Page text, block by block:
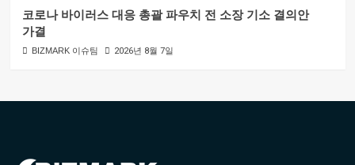
코로나 바이러스 대응 총괄 파우치 전 소장 기소 결의안
가결
BIZMARK 이슈팀 2026년 8월 7일